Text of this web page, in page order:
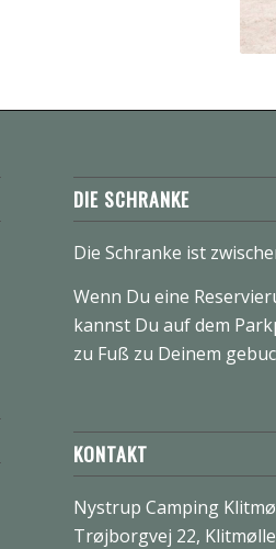
DIE SCHRANKE
Die Schranke ist
Wenn Du eine
kannst Du auf dem
zu Fuß zu Deinem
KONTAKT
Nystrup Camping
Trøjborgvej 22,